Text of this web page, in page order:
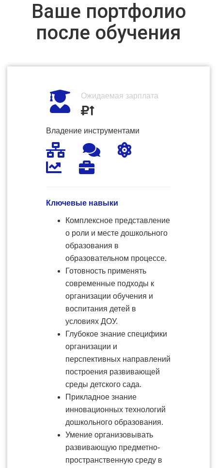
Ваше портфолио
после обучения
Ожидаемая зарплата
Владение инструментами
Ключевые навыки
Комплексное представление
о роли и месте дошкольного
образования в
образовательном процессе.
Готовность применять
современные подходы к
организации обучения и
воспитания детей в
условиях ДОУ.
Глубокое знание специфики
организации и
перспективных направлений
построения развивающей
среды детского сада.
Прикладное знание
инновационных технологий
дошкольного образования.
Умение организовывать
развивающую предметно-
пространственную среду в